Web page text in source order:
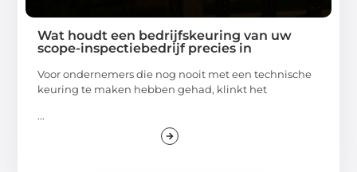
Wat houdt een bedrijfskeuring van uw
scope-inspectiebedrijf precies in
Voor ondernemers die nog nooit met een technische
keuring te maken hebben gehad, klinkt het
...